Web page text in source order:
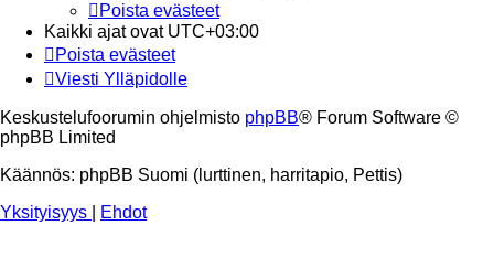
Poista evästeet
Kaikki ajat ovat UTC+03:00
Poista evästeet
Viesti Ylläpidolle
Keskustelufoorumin ohjelmisto phpBB® Forum Software ©
phpBB Limited
Käännös: phpBB Suomi (lurttinen, harritapio, Pettis)
Yksityisyys
Ehdot